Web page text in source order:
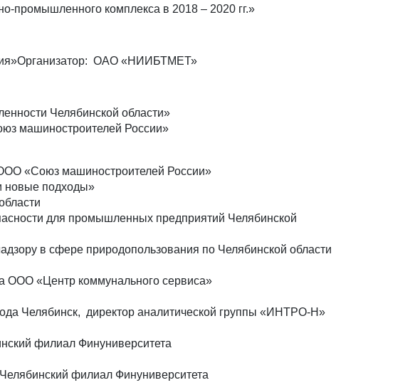
промышленного комплекса в 2018 – 2020 гг.»
ОАО «НИИБТМЕТ»
Челябинской области»
машиностроителей России»
«Союз машиностроителей России»
новые подходы»
для промышленных предприятий Челябинской
в сфере природопользования по Челябинской области
ООО «Центр коммунального сервиса»
Челябинск, директор аналитической группы «ИНТРО-Н»
филиал Финуниверситета
филиал Финуниверситета